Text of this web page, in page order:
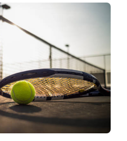
NICE
POUR
LES
LEVIER